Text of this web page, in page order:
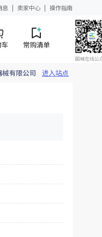
息 卖家中心 操作指南
常购清单
国械在线公
有限公司 进入站点